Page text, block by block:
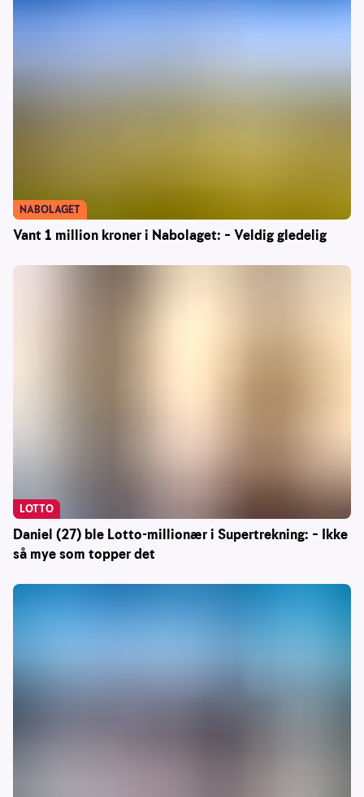
Vant 1 million kroner i Nabolaget: – Veldig gledelig
NABOLAGET
Daniel (27) ble Lotto-millionær i Supertrekning: – Ikke
så mye som topper det
LOTTO